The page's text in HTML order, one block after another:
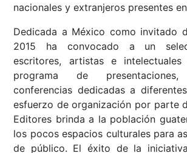
nacionales y extranjeros presentes
Dedicada a México como invitado
2015 ha convocado a un
escritores, artistas e
programa de
conferencias dedicadas a
esfuerzo de organización por parte
Editores brinda a la población
los pocos espacios culturales para
de público. El éxito de la